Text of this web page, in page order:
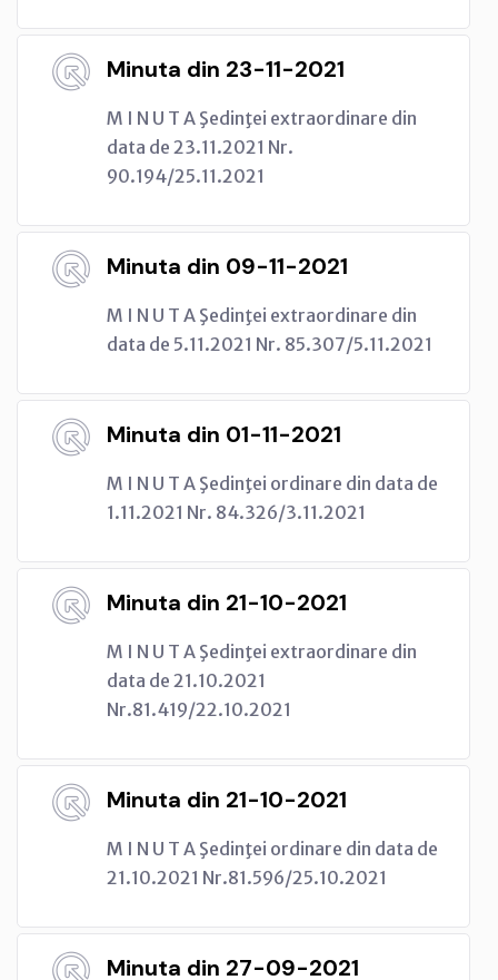
Minuta din 23-11-2021
M I N U T A Şedinţei extraordinare din
data de 23.11.2021 Nr.
90.194/25.11.2021
Minuta din 09-11-2021
M I N U T A Şedinţei extraordinare din
data de 5.11.2021 Nr. 85.307/5.11.2021
Minuta din 01-11-2021
M I N U T A Şedinţei ordinare din data de
1.11.2021 Nr. 84.326/3.11.2021
Minuta din 21-10-2021
M I N U T A Şedinţei extraordinare din
data de 21.10.2021
Nr.81.419/22.10.2021
Minuta din 21-10-2021
M I N U T A Şedinţei ordinare din data de
21.10.2021 Nr.81.596/25.10.2021
Minuta din 27-09-2021